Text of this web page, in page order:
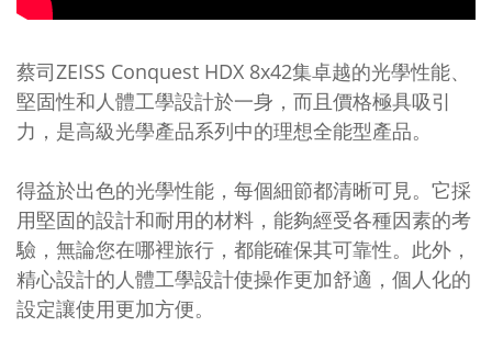
蔡司ZEISS Conquest HDX 8x42集卓越的光學性能、
堅固性和人體工學設計於一身，而且價格極具吸引
力，是高級光學產品系列中的理想全能型產品。
得益於出色的光學性能，每個細節都清晰可見。它採
用堅固的設計和耐用的材料，能夠經受各種因素的考
驗，無論您在哪裡旅行，都能確保其可靠性。此外，
精心設計的人體工學設計使操作更加舒適，個人化的
設定讓使用更加方便。